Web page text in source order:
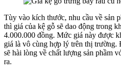
Tùy vào kích thước, nhu cầu về sản
thì giá của kệ gỗ sẽ dao động trong
4.000.000 đồng. Mức giá này được
giá là vô cùng hợp lý trên thị trường.
sẽ hài lòng về chất lượng sản phầm
ra.